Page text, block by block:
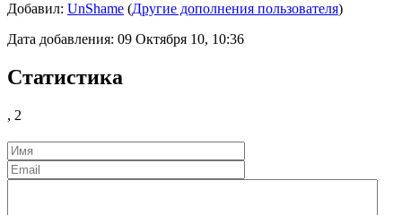
Добавил: UnShame (Другие дополнения пользователя)
Дата добавления: 09 Октября 10, 10:36
Статистика
, 2